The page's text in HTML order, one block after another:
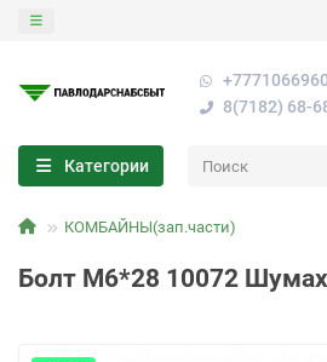
8(7182) 68-
Категории
КОМБАЙНЫ(зап.части)
Болт М6*28 10072